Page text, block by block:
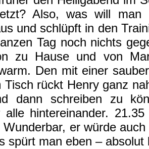
Also, was will man
und schlüpft in den
Tag noch nichts
zu Hause und von
Den mit einer
Tisch rückt Henry ganz
dann schreiben zu
alle hintereinander.
Wunderbar, er würde
spürt man eben – absolut